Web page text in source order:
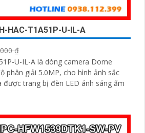
HAC-T1A51P-U-IL-A
₫
U-IL-A là dòng camera Dome
phân giải 5.0MP, cho hình ảnh sắc